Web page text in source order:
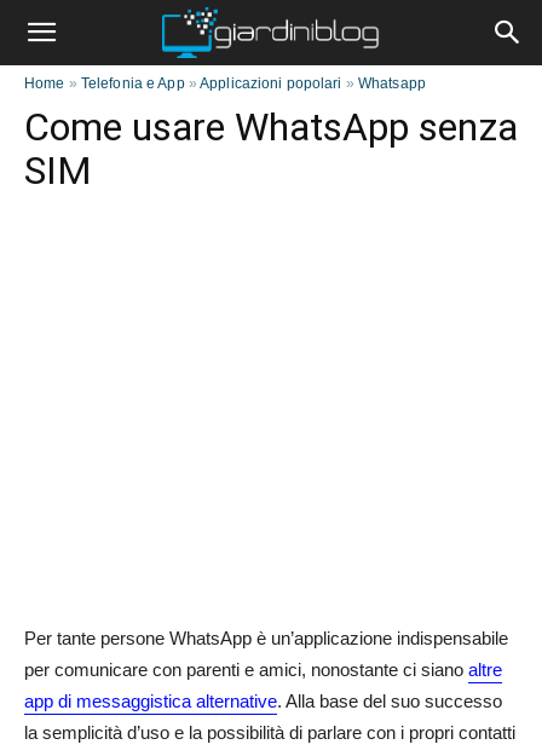
Home » Telefonia e App»Applicazioni popolari » Whatsapp
Come usare WhatsApp senza
SIM
Per tante persone WhatsApp è un’applicazione indispensabile
per comunicare con parenti e amici, nonostante ci siano altre
app di messaggistica alternative. Alla base del suo successo
la semplicità d’uso e la possibilità di parlare con i propri contatti